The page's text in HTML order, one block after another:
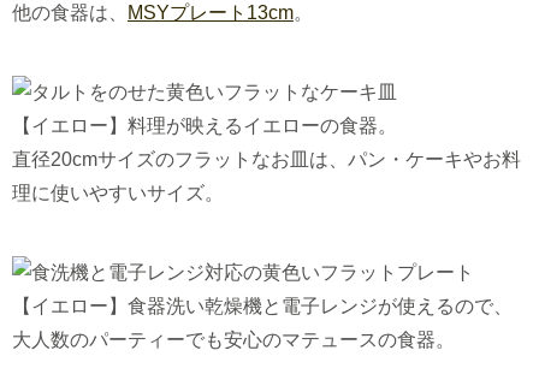
他の食器は、
MSYプレート13cm。
【イエロー】料理が映えるイエローの食器。
直径20cmサイズのフラットなお皿は、パン・ケーキやお料
理に使いやすいサイズ。
【イエロー】食器洗い乾燥機と電子レンジが使えるので、
大人数のパーティーでも安心のマテュースの食器。